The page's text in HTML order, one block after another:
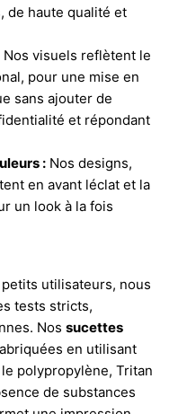
de haute qualité et
Nos visuels reflètent le
pour une mise en
sans ajouter de
et répondant
: Nos designs,
en avant léclat et la
un look à la fois
utilisateurs, nous
tests stricts,
Nos sucettes
en utilisant
polypropylène, Tritan
de substances